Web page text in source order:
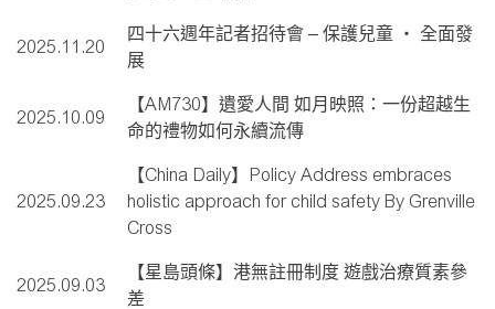
2025.11.20
四十六週年記者招待會 – 保護兒童 ‧ 全面發
展
2025.10.09
【AM730】遺愛人間 如月映照：一份超越生
命的禮物如何永續流傳
2025.09.23
【China Daily】Policy Address embraces
holistic approach for child safety By Grenville
Cross
2025.09.03
【星島頭條】港無註冊制度 遊戲治療質素參
差